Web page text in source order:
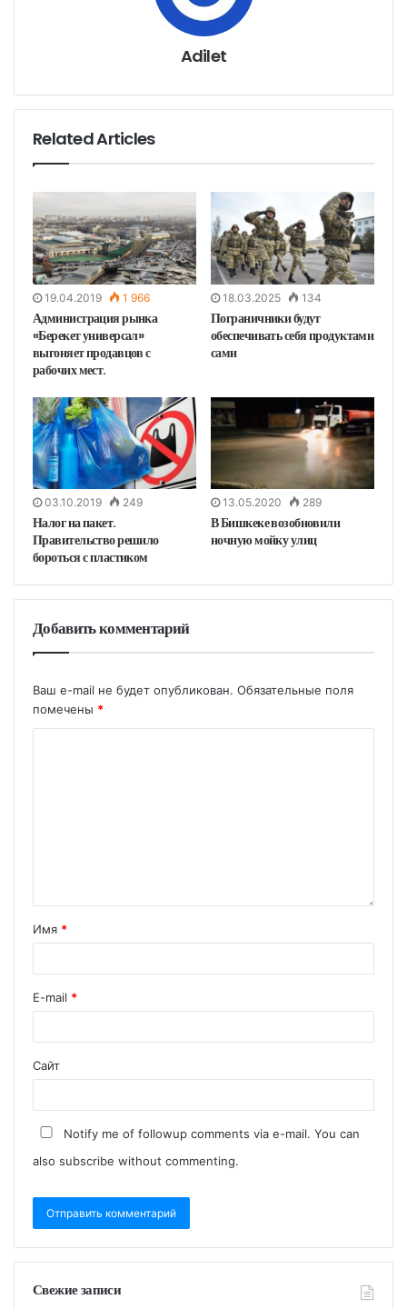
о
т
Adilet
Related Articles
19.04.2019 1 966
Администрация рынка
«Берекет универсал»
выгоняет продавцов с
рабочих мест.
18.03.2025 134
Пограничники будут
обеспечивать себя продуктами
сами
03.10.2019 249
Налог на пакет.
Правительство решило
бороться с пластиком
13.05.2020 289
В Бишкеке возобновили
ночную мойку улиц
Добавить комментарий
Ваш e-mail не будет опубликован. Обязательные поля
помечены *
Имя *
E-mail *
Сайт
Notify me of followup comments via e-mail. You can
also subscribe without commenting.
Свежие записи